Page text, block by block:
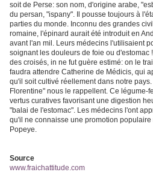
soit de Perse: son nom, d'origine arabe,
du persan, "ispany". Il pousse toujours à
parties du monde. Inconnu des grandes
romaine, l'épinard aurait été introduit en
avant l'an mil. Leurs médecins l'utilisaient
soignant les douleurs de foie ou d'estomac
des croisés, in ne fut guère estimé: on le
faudra attendre Catherine de Médicis, qui
qu'il soit cultivé réellement dans notre
Florentine" nous le rappellent. Ce légume-
vertus curatives favorisant une digestion
"balai de l'estomac". Les médecins l'ont
qu'il ne connaisse une promotion
Popeye.
Source
www.fraichattitude.com